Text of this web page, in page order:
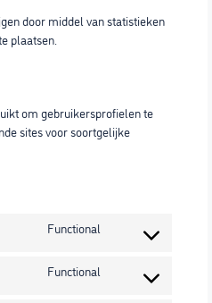
door middel van statistieken
plaatsen.
om gebruikersprofielen te
sites voor soortgelijke
Functional
Consent
service
Functional
Consent